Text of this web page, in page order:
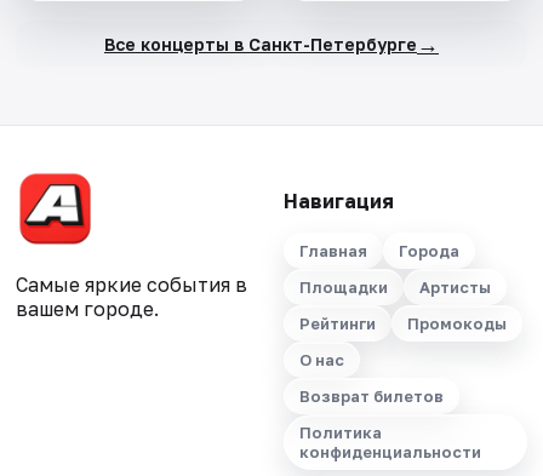
Все концерты в Санкт-Петербурге →
Самые яркие события в
вашем городе.
Навигация
Главная
Города
Площадки
Артисты
Рейтинги
Промокоды
О нас
Возврат билетов
Политика
конфиденциальности